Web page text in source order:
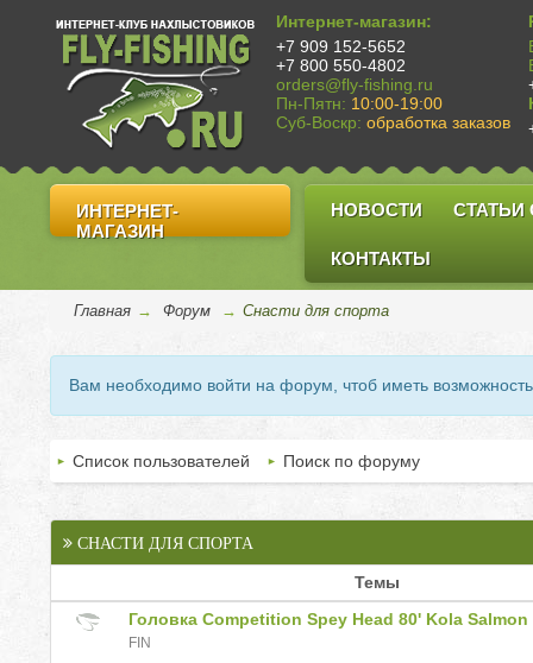
Интернет-магазин:
+7 909 152-5652
+7 800 550-4802
orders@fly-fishing.ru
Пн-Пятн: 10:00-19:00
Суб-Воскр: обработка заказов
ИНТЕРНЕТ-
МАГАЗИН
НОВОСТИ СТАТЬИ
КОНТАКТЫ
Главная → Форум → Снасти для спорта
Вам необходимо войти на форум, чтоб иметь
Список пользователей Поиск по форуму
СНАСТИ ДЛЯ СПОРТА
Темы
Головка Competition Spey Head 80' Kola Salmon
FIN